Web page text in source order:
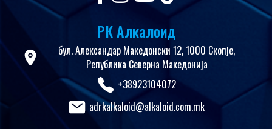
РК Алкалоид
бул. Александар Македонски 12, 1000 Скопје,
Република Северна Македонија
+38923104072
adrkalkaloid@alkaloid.com.mk